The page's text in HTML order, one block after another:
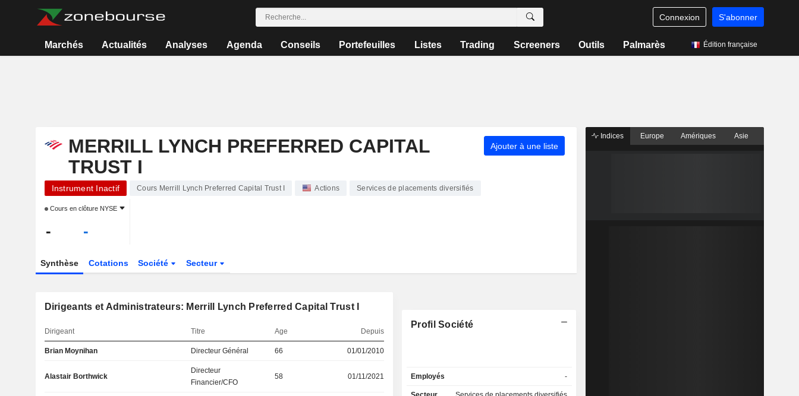
Connexion S'abonner
Marchés Actualités Analyses Agenda Conseils Portefeuilles Listes Trading Screeners Outils Palmarès Édition française
MERRILL LYNCH PREFERRED CAPITAL
TRUST I
Ajouter à une liste
Instrument Inactif Cours Merrill Lynch Preferred Capital Trust I Actions Services de placements diversifiés
Cours en clôture NYSE
- -
Synthèse Cotations Société Secteur
Dirigeants et Administrateurs: Merrill Lynch Preferred Capital Trust I
Dirigeant Titre Age Depuis
Brian Moynihan Directeur Général 66 01/01/2010
Alastair Borthwick
Directeur
Financier/CFO
58 01/11/2021
Profil Société
Employés -
Indices Europe Amériques Asie